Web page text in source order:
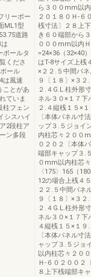
リーポー
ML1型
道路
ポールタ
くださ
ール
は風速
ことがあ
ていま
柱フェン
シスハイ
2段柱ア
ン多段
ら３００mm以
２０１８０Ｈ-６
桟寸法〕２８上
き６０端部から
０００mm以内
=24×36（32×40
はT-8サイズ上桟
×２２.５中間パ
９〔１８〕×３
２.４G.L.柱外形
ネル３０×１７下
２.４縦桟１５×
〔本体パネル寸
ップ３.５ジョイ
内柱芯々２００
０２０２〔本体
端部キャップ３.
０mm以内柱芯
〈175〉165（
12の場合上桟４
２２.５中間パネ
９〔１８〕×３
２.４G.L.柱外形
ネル３０×１７下
４縦桟１５×１９
〔本体パネル寸
ャップ３.５ジョ
以内柱芯々２０
Ｈ-６０２００２
８上下桟端部キ